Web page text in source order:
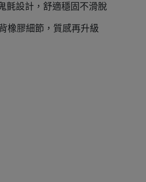
氈設計，舒適穩固不滑脫
橡膠細節，質感再升級